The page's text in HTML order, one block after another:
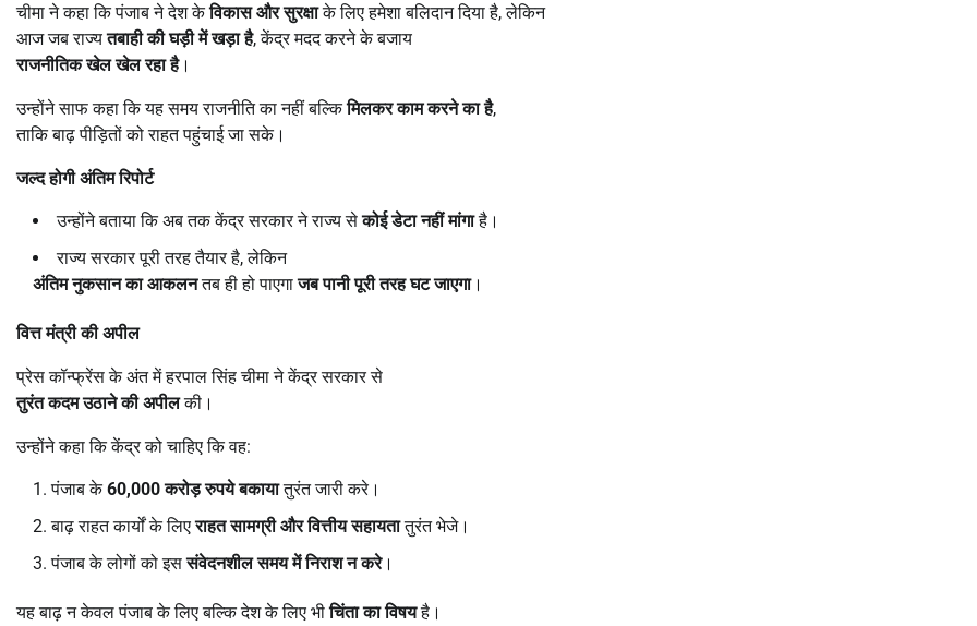
चीमा ने कहा कि पंजाब ने देश केविकास और सुरक्षाके लिए हमेशा बलिदान दिया है, लेकिन
आज जब राज्यतबाही की घड़ी में खड़ा है, केंद्र मदद करने के बजाय
राजनीतिक खेल खेल रहा है।
उन्होंने साफ कहा कि यह समय राजनीति का नहीं बल्किमिलकर काम करने का है,
ताकि बाढ़ पीड़ितों को राहत पहुंचाई जा सके।
जल्द होगी अंतिम रिपोर्ट
उन्होंने बताया कि अब तक केंद्र सरकार ने राज्य सेकोई डेटा नहीं मांगाहै।
राज्य सरकार पूरी तरह तैयार है, लेकिन
अंतिम नुकसान का आकलनतब ही हो पाएगाजब पानी पूरी तरह घट जाएगा।
वित्त मंत्री की अपील
प्रेस कॉन्फ्रेंस के अंत में हरपाल सिंह चीमा ने केंद्र सरकार से
तुरंत कदम उठाने की अपीलकी।
उन्होंने कहा कि केंद्र को चाहिए कि वह:
पंजाब के60,000करोड़ रुपये बकायातुरंत जारी करे।
बाढ़ राहत कार्यों के लिएराहत सामग्री और वित्तीय सहायतातुरंत भेजे।
पंजाब के लोगों को इससंवेदनशील समय में निराश न करे।
यह बाढ़ न केवल पंजाब के लिए बल्कि देश के लिए भीचिंता का विषयहै।